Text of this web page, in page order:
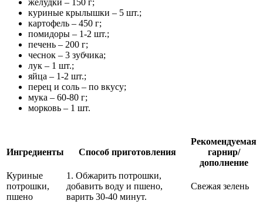
желудки – 150 г;
куриные крылышки – 5 шт.;
картофель – 450 г;
помидоры – 1-2 шт.;
печень – 200 г;
чеснок – 3 зубчика;
лук – 1 шт.;
яйца – 1-2 шт.;
перец и соль – по вкусу;
мука – 60-80 г;
морковь – 1 шт.
Ингредиенты Способ приготовления
Рекомендуемая
гарнир/
дополнение
Куриные
потрошки,
пшено
1. Обжарить потрошки,
добавить воду и пшено,
варить 30-40 минут.
Свежая зелень